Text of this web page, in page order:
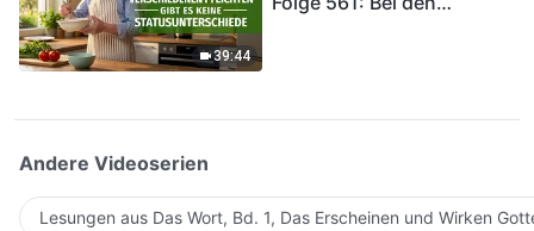
39:44
Andere Videoserien
Lesungen aus Das Wort, Bd. 1, Das Erscheinen und Wirken